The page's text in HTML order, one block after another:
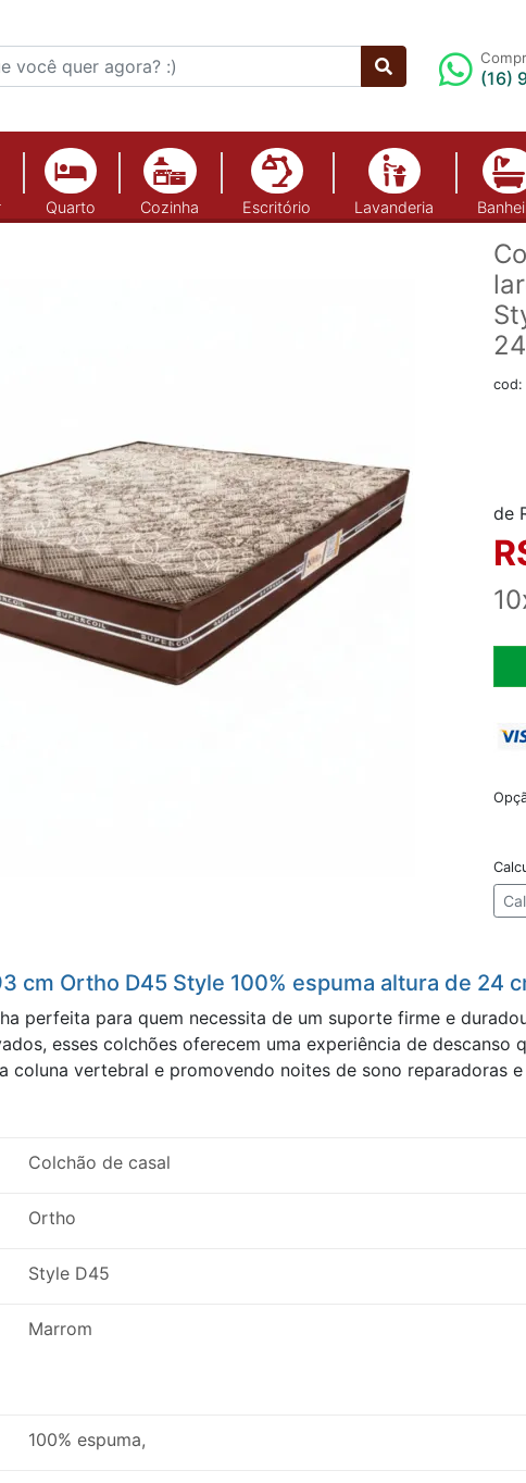
(16)
Quarto Cozinha Escritório Lavanderia
cod:
de
cm Ortho D45 Style 100% espuma altura de 24
perfeita para quem necessita de um suporte firme e
esses colchões oferecem uma experiência de descanso
coluna vertebral e promovendo noites de sono reparadoras
Colchão de casal
Ortho
Style D45
Marrom
100% espuma,